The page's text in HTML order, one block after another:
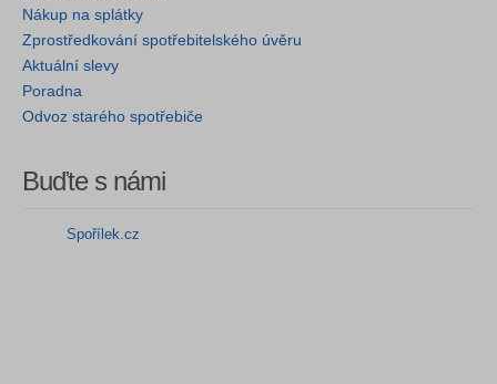
Nákup na splátky
Zprostředkování spotřebitelského úvěru
Aktuální slevy
Poradna
Odvoz starého spotřebiče
Buďte s námi
Spořílek.cz